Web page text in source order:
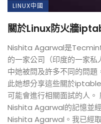
LINUX中國
關於Linux防火牆
Nishita Agarwal是
的一家公司（印度的一家
中她被問及許多不同的問
此她想分享這些關於
可能會進行相關面試的人
Nishita Agarwal的記憶並
Nishita Agarwal。我已經